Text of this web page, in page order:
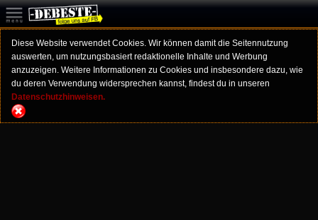
Diese Website verwendet Cookies. Wir können damit die Seitennutzung
auswerten, um nutzungsbasiert redaktionelle Inhalte und Werbung
anzuzeigen. Weitere Informationen zu Cookies und insbesondere dazu, wie
du deren Verwendung widersprechen kannst, findest du in unseren
Datenschutzhinweisen.